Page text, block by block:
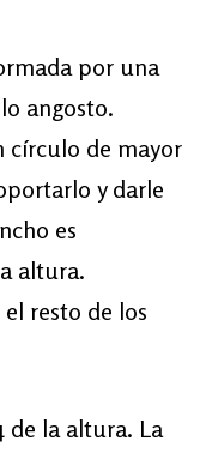
por una
angosto.
círculo de mayor
y darle
es
altura.
resto de los
de la altura. La